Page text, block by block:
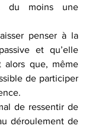
du moins une
penser à la
et qu’elle
alors que, même
de participer
de ressentir de
déroulement de